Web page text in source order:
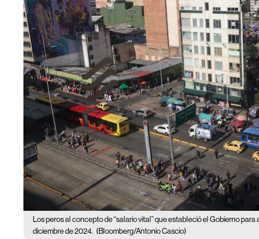
Los peros al concepto de “salario vital” que estableció el Gobierno para
diciembre de 2024. (Bloomberg/Antonio Cascio)